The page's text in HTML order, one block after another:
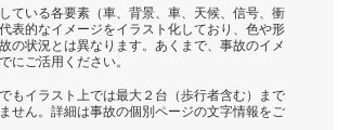
ている各要素（車、背景、車、天候、信号、衝
表的なイメージをイラスト化しており、色や形
の状況とは異なります。あくまで、事故のイメ
にご活用ください。
もイラスト上では最大２台（歩行者含む）まで
せん。詳細は事故の個別ページの文字情報をご